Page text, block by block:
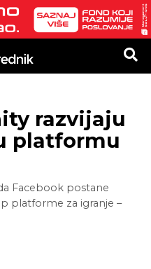
razvijaju
platformu
Facebook postane
platforme za igranje –